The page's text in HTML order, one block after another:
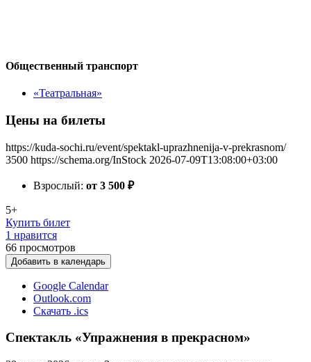
Общественный транспорт
«Театральная»
Цены на билеты
https://kuda-sochi.ru/event/spektakl-uprazhnenija-v-prekrasnom/
3500 https://schema.org/InStock 2026-07-09T13:08:00+03:00
Взрослый: от 3 500 ₽
5+
Купить билет
1 нравится
66 просмотров
Добавить в календарь
Google Calendar
Outlook.com
Скачать .ics
Спектакль «Упражнения в прекрасном»